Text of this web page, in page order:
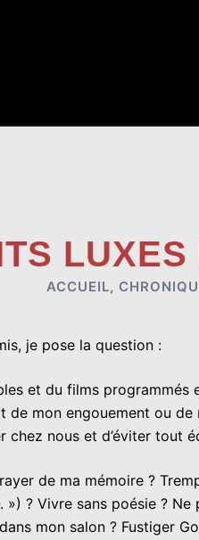
ACCUEIL,
je pose la question :
et du films
de mon engouement ou
chez nous et d’éviter tout
de ma mémoire ?
») ? Vivre sans poésie ?
mon salon ? Fustiger